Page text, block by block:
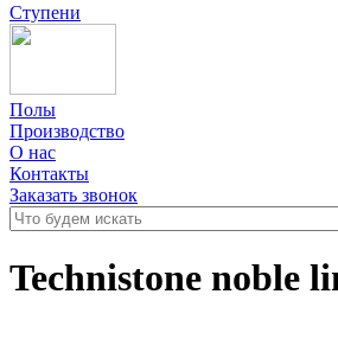
Ступени
Полы
Производство
О нас
Контакты
Заказать звонок
Technistone noble